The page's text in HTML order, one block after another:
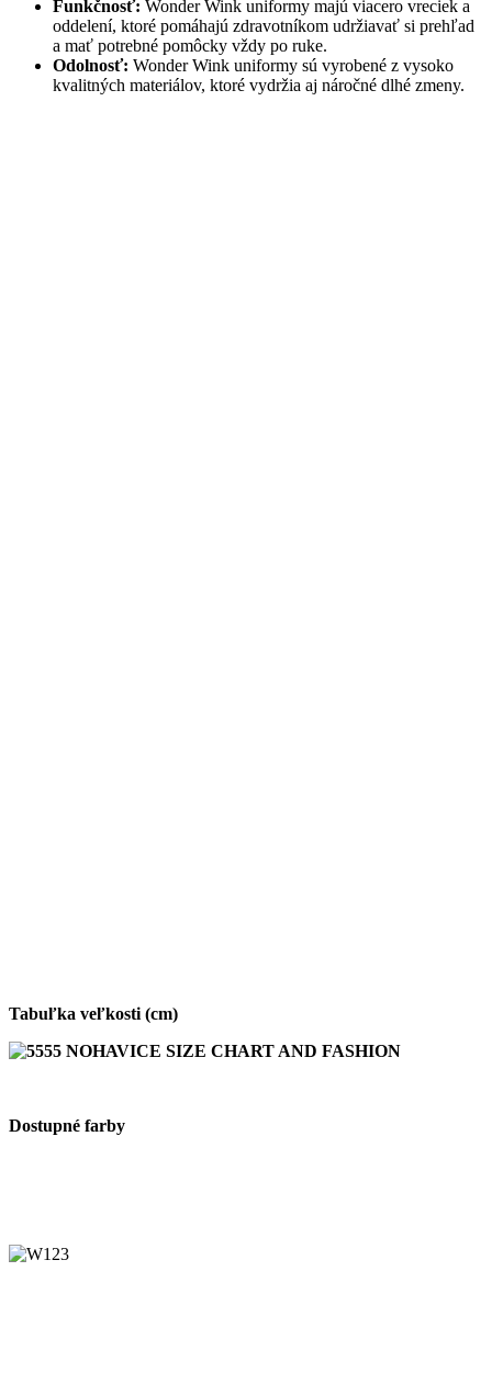
Funkčnosť: Wonder Wink uniformy majú viacero vreciek a
oddelení, ktoré pomáhajú zdravotníkom udržiavať si prehľad
a mať potrebné pomôcky vždy po ruke.
Odolnosť: Wonder Wink uniformy sú vyrobené z vysoko
kvalitných materiálov, ktoré vydržia aj náročné dlhé zmeny.
Tabuľka veľkosti (cm)
Dostupné farby